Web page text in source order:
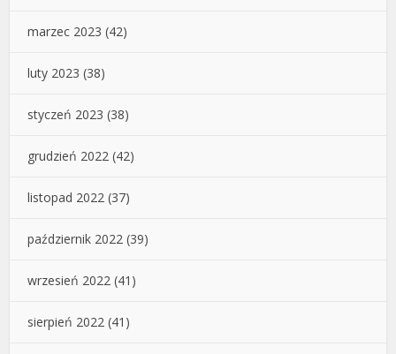
marzec 2023 (42)
luty 2023 (38)
styczeń 2023 (38)
grudzień 2022 (42)
listopad 2022 (37)
październik 2022 (39)
wrzesień 2022 (41)
sierpień 2022 (41)